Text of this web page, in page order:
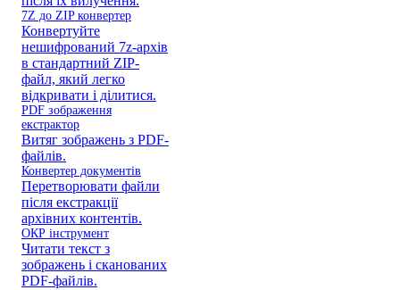
7Z до ZIP конвертер
Конвертуйте
нешифрований 7z-архів
в стандартний ZIP-
файл, який легко
відкривати і ділитися.
PDF зображення
екстрактор
Витяг зображень з PDF-
файлів.
Конвертер документів
Перетворювати файли
після екстракції
архівних контентів.
ОКР інструмент
Читати текст з
зображень і сканованих
PDF-файлів.